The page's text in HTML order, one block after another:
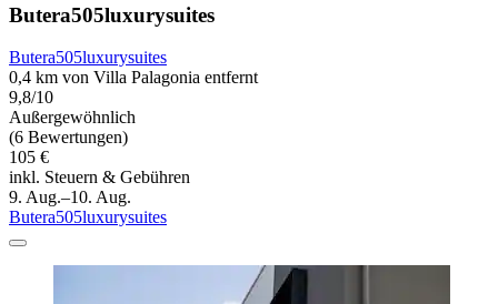
Butera505luxurysuites
Butera505luxurysuites
0,4 km von Villa Palagonia entfernt
9,8/10
Außergewöhnlich
(6 Bewertungen)
105 €
inkl. Steuern & Gebühren
9. Aug.–10. Aug.
Butera505luxurysuites